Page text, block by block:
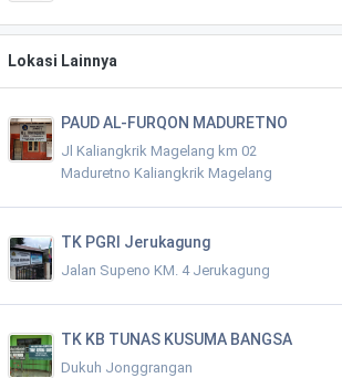
Lokasi Lainnya
PAUD AL-FURQON MADURETNO
Jl Kaliangkrik Magelang km 02
Maduretno Kaliangkrik Magelang
TK PGRI Jerukagung
Jalan Supeno KM. 4 Jerukagung
TK KB TUNAS KUSUMA BANGSA
Dukuh Jonggrangan